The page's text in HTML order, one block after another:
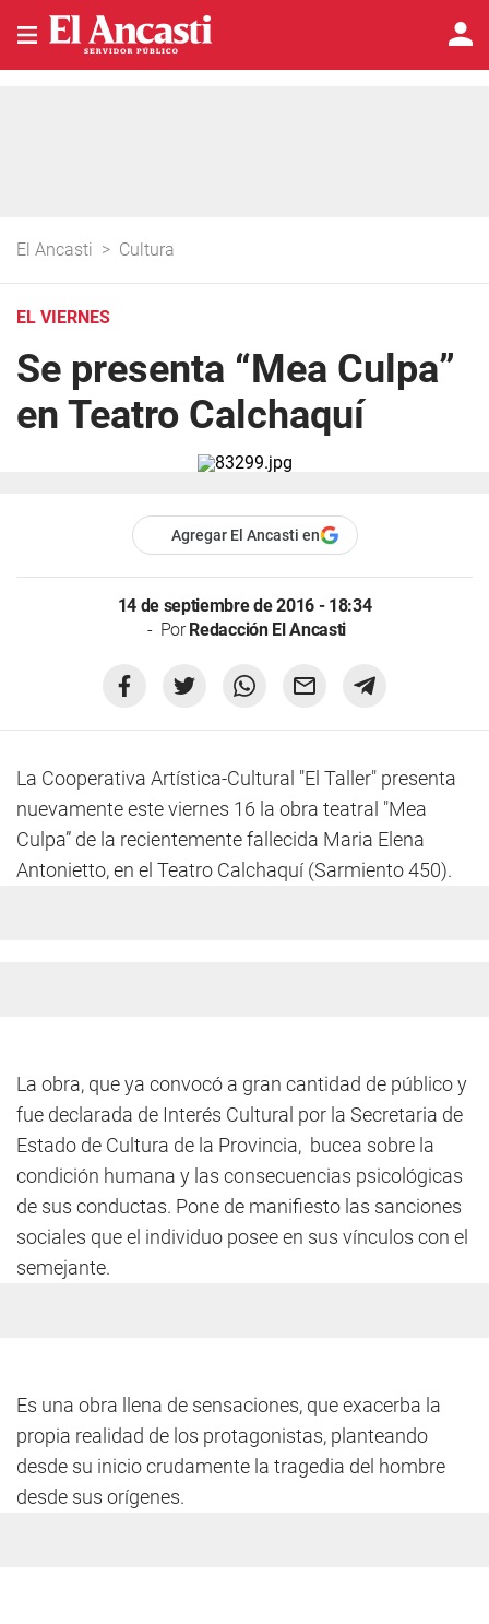
El Ancasti > Cultura
EL VIERNES
Se presenta “Mea Culpa”
en Teatro Calchaquí
Agregar El Ancasti en
14 de septiembre de 2016 - 18:34
PorRedacción El Ancasti
La Cooperativa Artística-Cultural "El Taller" presenta
nuevamente este viernes 16 la obra teatral "Mea
Culpa” de la recientemente fallecida Maria Elena
Antonietto, en el Teatro Calchaquí (Sarmiento 450).
La obra, que ya convocó a gran cantidad de público y
fue declarada de Interés Cultural por la Secretaria de
Estado de Cultura de la Provincia, bucea sobre la
condición humana y las consecuencias psicológicas
de sus conductas. Pone de manifiesto las sanciones
sociales que el individuo posee en sus vínculos con el
semejante.
Es una obra llena de sensaciones, que exacerba la
propia realidad de los protagonistas, planteando
desde su inicio crudamente la tragedia del hombre
desde sus orígenes.